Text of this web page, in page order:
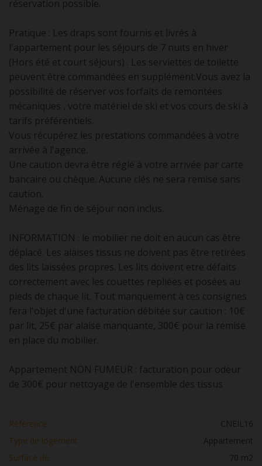
réservation possible.
Pratique : Les draps sont fournis et livrés à
l'appartement pour les séjours de 7 nuits en hiver
(Hors été et court séjours) . Les serviettes de toilette
peuvent être commandées en supplément.Vous avez la
possibilité de réserver vos forfaits de remontées
mécaniques , votre matériel de ski et vos cours de ski à
tarifs préférentiels.
Vous récupérez les prestations commandées à votre
arrivée à l'agence.
Une caution devra être réglé à votre arrivée par carte
bancaire ou chèque. Aucune clés ne sera remise sans
caution.
Ménage de fin de séjour non inclus.
INFORMATION : le mobilier ne doit en aucun cas être
déplacé. Les alaises tissus ne doivent pas être retirées
des lits laissées propres. Les lits doivent etre défaits
correctement avec les couettes repliées et posées au
pieds de chaque lit. Tout manquement à ces consignes
fera l'objet d'une facturation débitée sur caution : 10€
par lit, 25€ par alaise manquante, 300€ pour la remise
en place du mobilier.
Appartement NON FUMEUR : facturation pour odeur
de 300€ pour nettoyage de l'ensemble des tissus
Référence :
CNEIL16
Type de logement :
Appartement
Surface de :
70 m2